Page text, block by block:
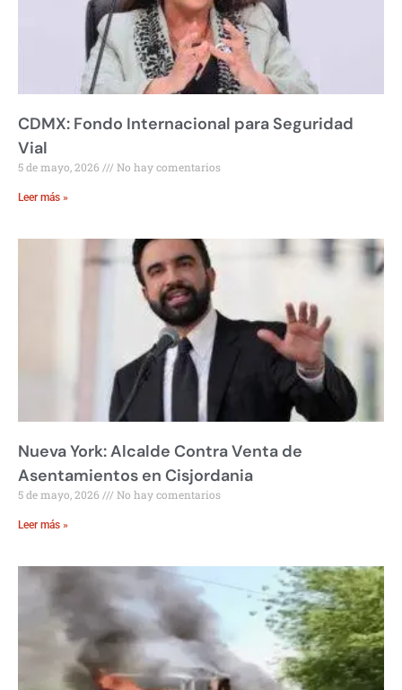
CDMX: Fondo Internacional para Seguridad
Vial
5 de mayo, 2026 No hay comentarios
Leer más »
Nueva York: Alcalde Contra Venta de
Asentamientos en Cisjordania
5 de mayo, 2026 No hay comentarios
Leer más »